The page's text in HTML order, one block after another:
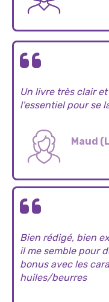
Un livre très clair
l'essentiel pour se
Maud
Bien rédigé, bien
il me semble pour
bonus avec les
huiles/beurres